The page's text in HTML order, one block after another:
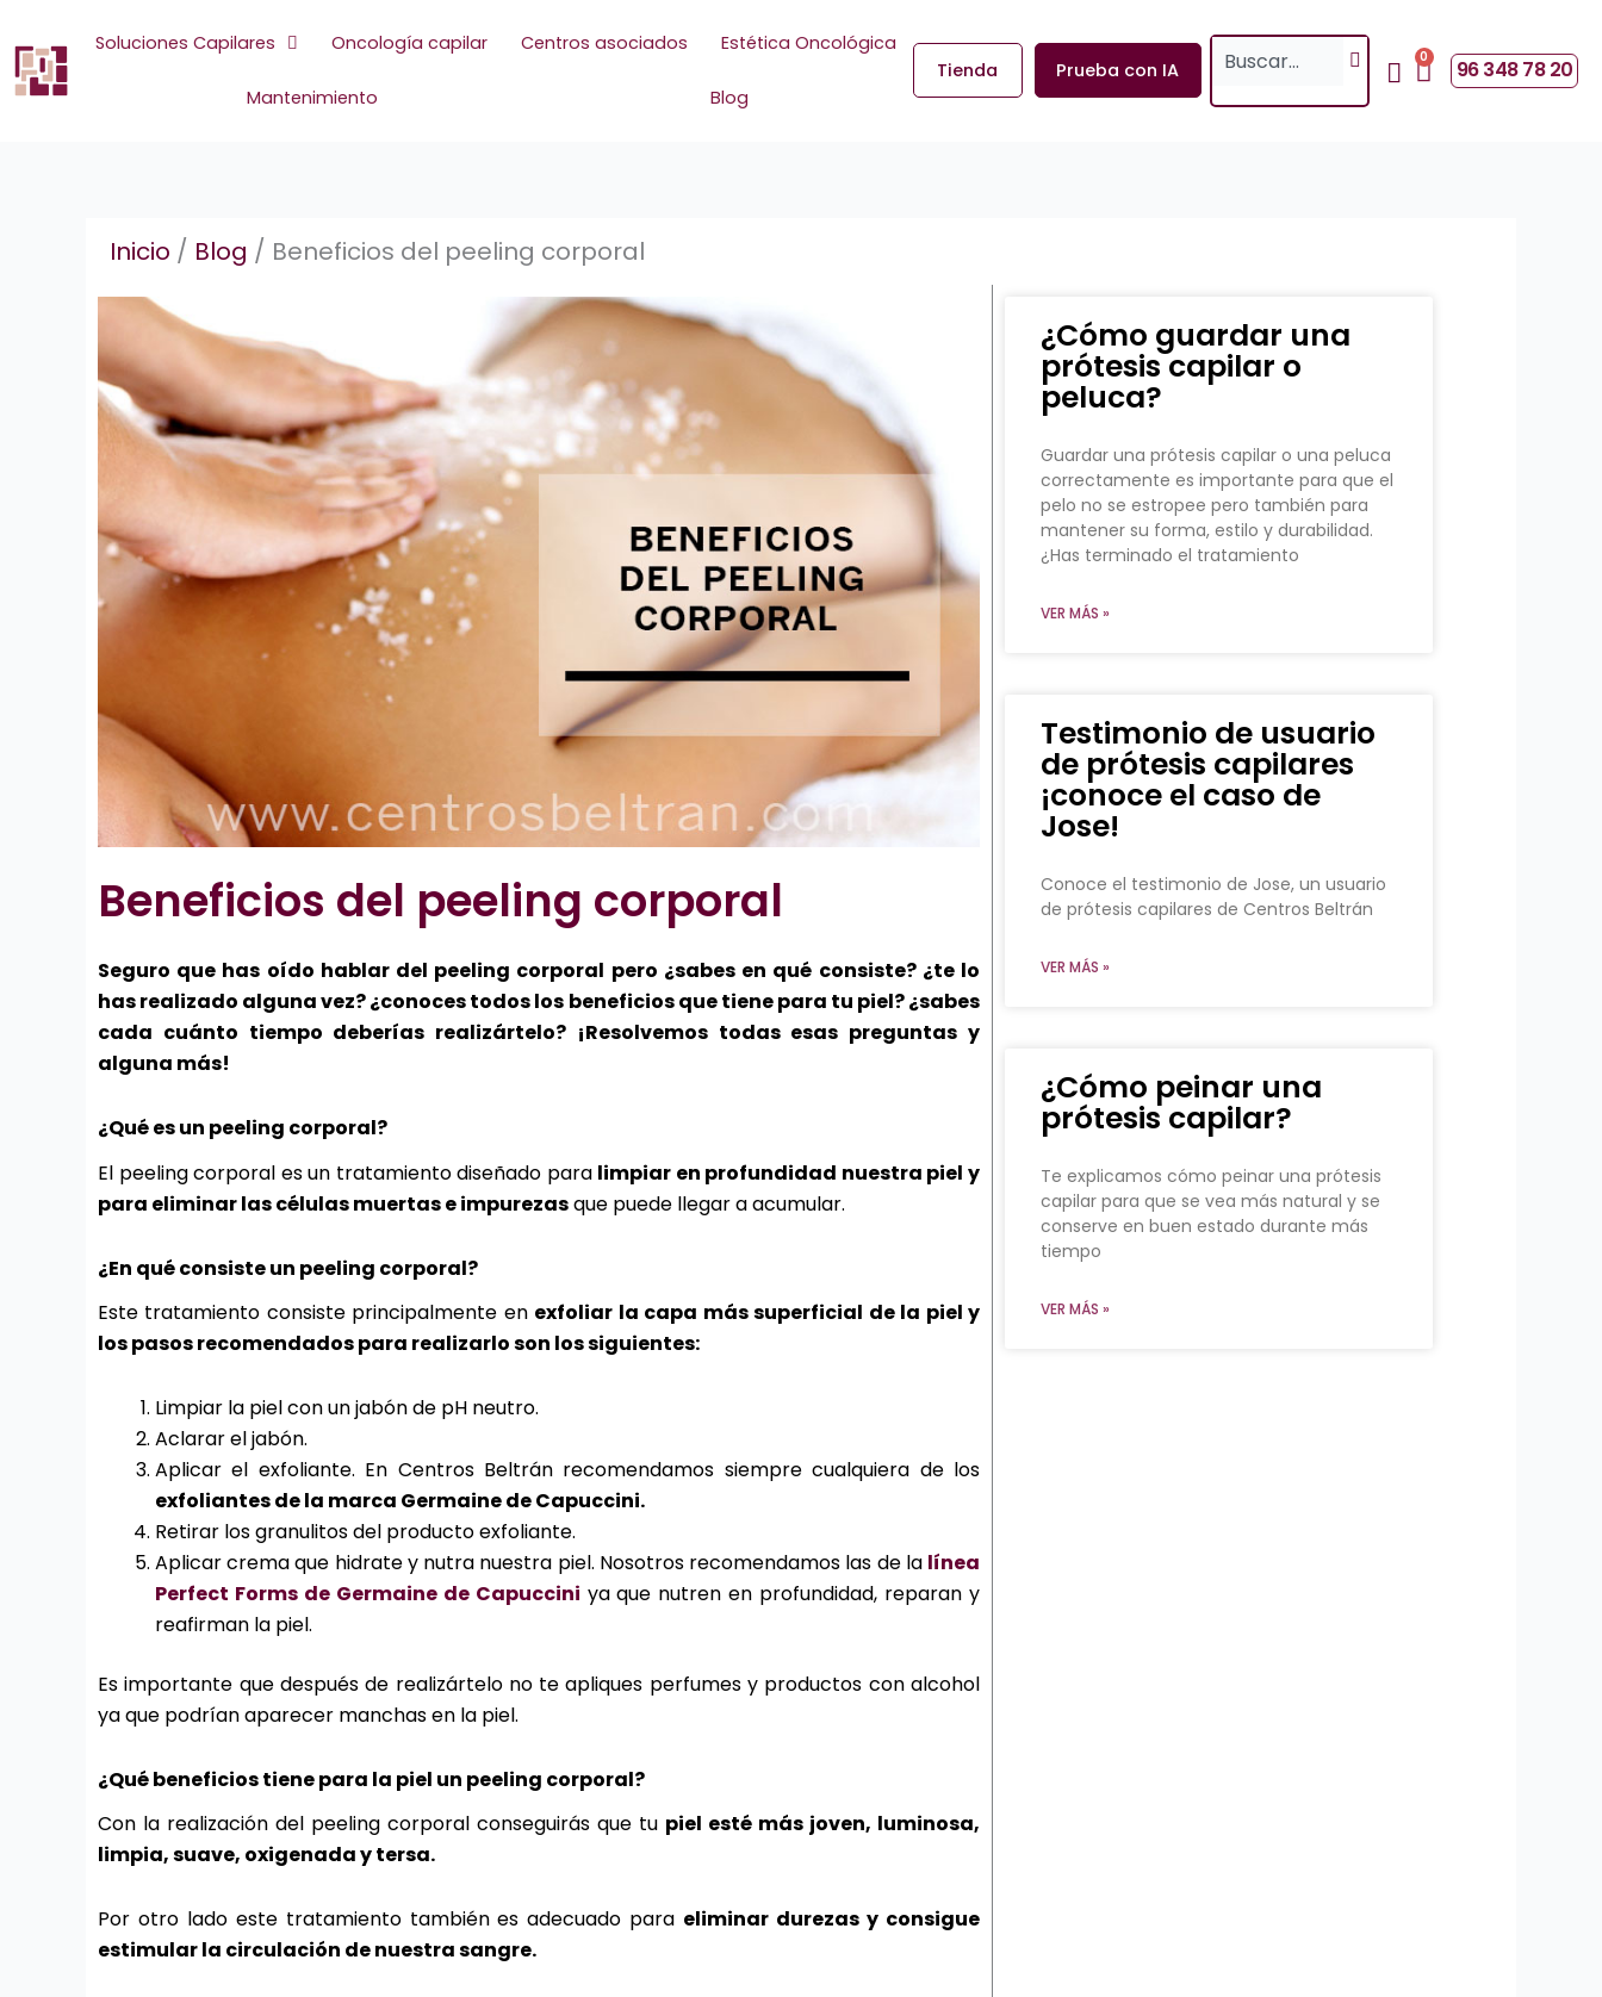
al
contenido
Soluciones Capilares Oncología capilar Centros asociados Estética Oncológica
Mantenimiento Blog
Tienda Prueba con IA
Search 0
Cart96 348 78 20
Inicio / Blog / Beneficios del peeling corporal
Beneficios del peeling corporal
Seguro que has oído hablar del peeling corporal pero ¿sabes en qué consiste? ¿te lo
has realizado alguna vez? ¿conoces todos los beneficios que tiene para tu piel? ¿sabes
cada cuánto tiempo deberías realizártelo? ¡Resolvemos todas esas preguntas y
alguna más!
¿Qué es un peeling corporal?
El peeling corporal es un tratamiento diseñado para limpiar en profundidad nuestra piel y
para eliminar las células muertas e impurezasque puede llegar a acumular.
¿En qué consiste un peeling corporal?
Este tratamiento consiste principalmente en exfoliar la capa más superficial de la piel y
los pasos recomendados para realizarlo son los siguientes:
Limpiar la piel con un jabón de pH neutro.
Aclarar el jabón.
Aplicar el exfoliante. En Centros Beltrán recomendamos siempre cualquiera de los
exfoliantes de la marca Germaine de Capuccini.
Retirar los granulitos del producto exfoliante.
Aplicar crema que hidrate y nutra nuestra piel. Nosotros recomendamos las de la línea
Perfect Forms de Germaine de Capuccini ya que nutren en profundidad, reparan y
reafirman la piel.
Es importante que después de realizártelo no te apliques perfumes y productos con alcohol
ya que podrían aparecer manchas en la piel.
¿Qué beneficios tiene para la piel un peeling corporal?
Con la realización del peeling corporal conseguirás que tu piel esté más joven, luminosa,
limpia, suave, oxigenada y tersa.
Por otro lado este tratamiento también es adecuado para eliminar durezas y consigue
estimular la circulación de nuestra sangre.
¿Cómo guardar una
prótesis capilar o
peluca?
Guardar una prótesis capilar o una peluca
correctamente es importante para que el
pelo no se estropee pero también para
mantener su forma, estilo y durabilidad.
¿Has terminado el tratamiento
VER MÁS »
Testimonio de usuario
de prótesis capilares
¡conoce el caso de
Jose!
Conoce el testimonio de Jose, un usuario
de prótesis capilares de Centros Beltrán
VER MÁS »
¿Cómo peinar una
prótesis capilar?
Te explicamos cómo peinar una prótesis
capilar para que se vea más natural y se
conserve en buen estado durante más
tiempo
VER MÁS »